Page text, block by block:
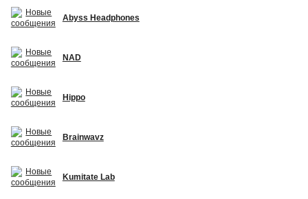
Abyss Headphones
NAD
Hippo
Brainwavz
Kumitate Lab